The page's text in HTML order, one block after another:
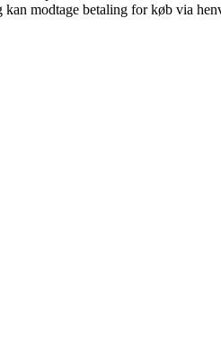
modtage betaling for køb via